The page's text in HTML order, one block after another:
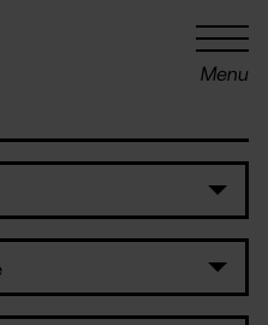
Menu